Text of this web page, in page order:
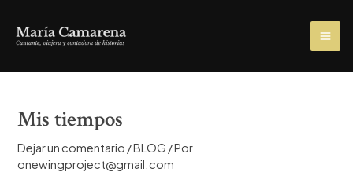
Mis tiempos
Dejar un comentario /BLOG / Por
onewingproject@gmail.com